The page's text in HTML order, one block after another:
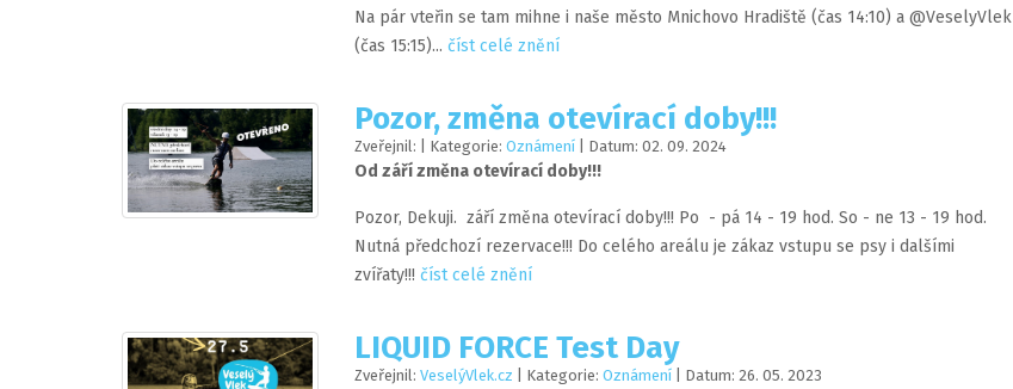
Na pár vteřin se tam mihne i naše město Mnichovo Hradiště (čas 14:10) a @VeselyVlek
(čas 15:15)... číst celé znění
Pozor, změna otevírací doby!!!
Zveřejnil: | Kategorie: Oznámení | Datum: 02. 09. 2024
Od září změna otevírací doby!!!
Pozor, Dekuji. září změna otevírací doby!!! Po - pá 14 - 19 hod. So - ne 13 - 19 hod.
Nutná předchozí rezervace!!! Do celého areálu je zákaz vstupu se psy i dalšími
zvířaty!!! číst celé znění
LIQUID FORCE Test Day
Zveřejnil: VeselýVlek.cz | Kategorie: Oznámení | Datum: 26. 05. 2023